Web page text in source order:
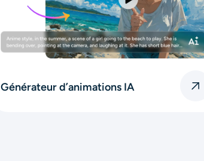
Générateur d’animations IA